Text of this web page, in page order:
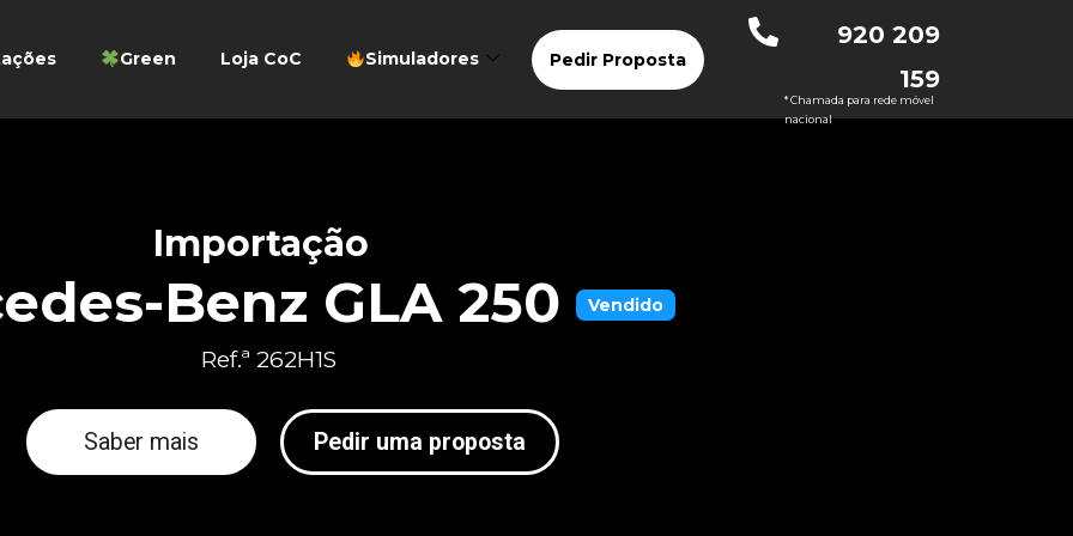
Green Loja CoC Simuladores Pedir Proposta
920 209
159
* Chamada para rede móvel
nacional
Importação
Benz GLA 250 Vendido
Ref.ª 262H1S
Saber mais Pedir uma proposta